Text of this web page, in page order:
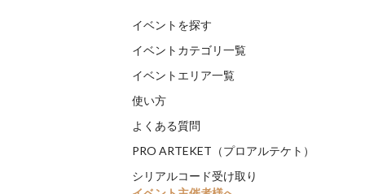
イベントを探す
イベントカテゴリ一覧
イベントエリア一覧
使い方
よくある質問
PRO ARTEKET（プロアルテケト）
シリアルコード受け取り